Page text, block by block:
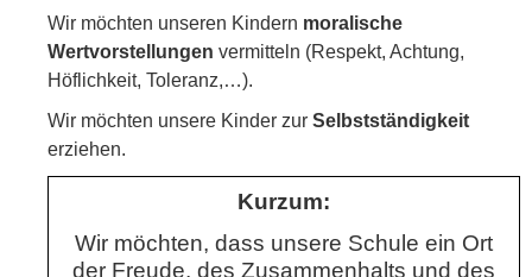
Wir möchten unseren Kindern moralische
Wertvorstellungen vermitteln (Respekt, Achtung,
Höflichkeit, Toleranz,…).
Wir möchten unsere Kinder zur Selbstständigkeit
erziehen.
Kurzum:
Wir möchten, dass unsere Schule ein Ort
der Freude, des Zusammenhalts und des